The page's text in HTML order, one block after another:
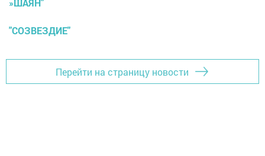
»ШАЯН"
"СОЗВЕЗДИЕ"
Перейти на страницу новости